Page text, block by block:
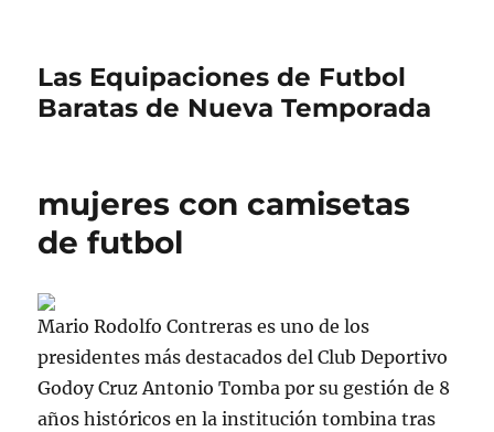
Las Equipaciones de Futbol
Baratas de Nueva Temporada
mujeres con camisetas
de futbol
Mario Rodolfo Contreras es uno de los
presidentes más destacados del Club Deportivo
Godoy Cruz Antonio Tomba por su gestión de 8
años históricos en la institución tombina tras